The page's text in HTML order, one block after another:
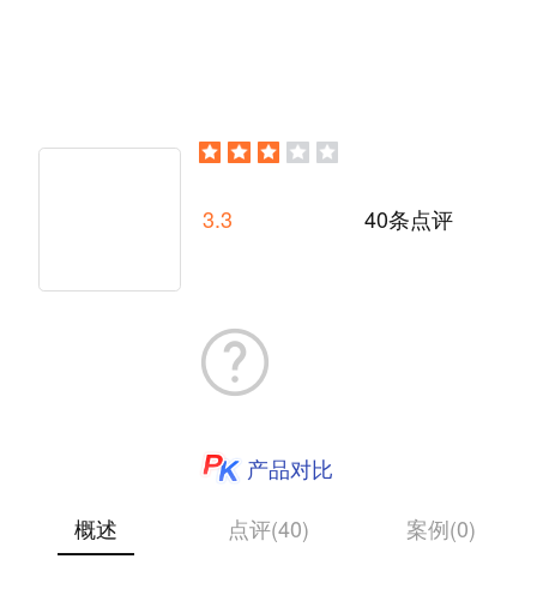
3.3 40条点评
产品对比
概述
点评(40) 案例(0)